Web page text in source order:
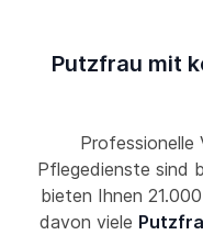
Putzfrau mit
Professionelle
Pflegedienste sind
bieten Ihnen
davon viele